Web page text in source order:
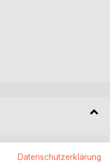
Weltenbaum»
Datenschutzerklärung